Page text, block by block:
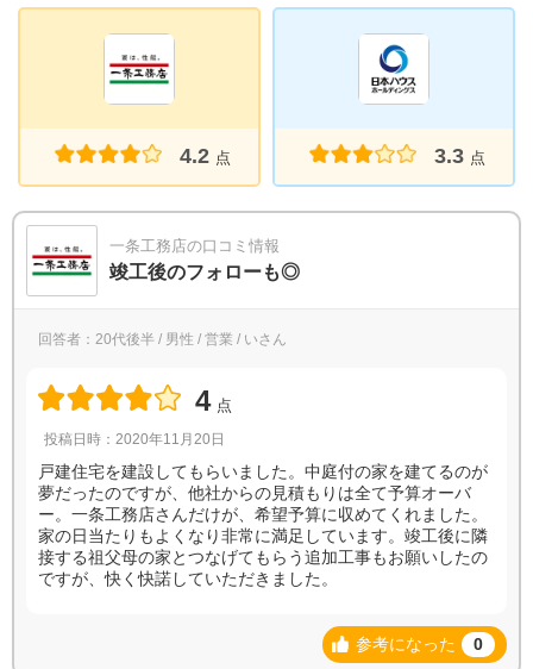
4.2 点 3.3 点
一条工務店の口コミ情報
竣工後のフォローも◎
回答者：20代後半 / 男性 / 営業 / いさん
4 点
投稿日時：2020年11月20日
戸建住宅を建設してもらいました。中庭付の家を建てるのが
夢だったのですが、他社からの見積もりは全て予算オーバ
ー。一条工務店さんだけが、希望予算に収めてくれました。
家の日当たりもよくなり非常に満足しています。竣工後に隣
接する祖父母の家とつなげてもらう追加工事もお願いしたの
ですが、快く快諾していただきました。
参考になった 0